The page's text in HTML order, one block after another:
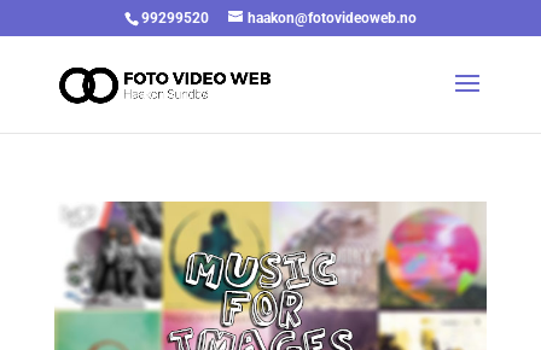
99299520 haakon@fotovideoweb.no